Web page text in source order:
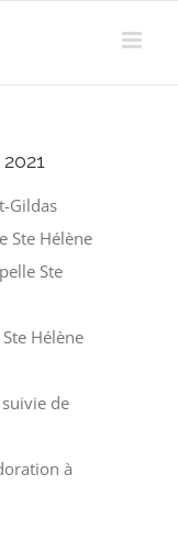
Gildas
Ste Hélène
Ste
Hélène
de
à